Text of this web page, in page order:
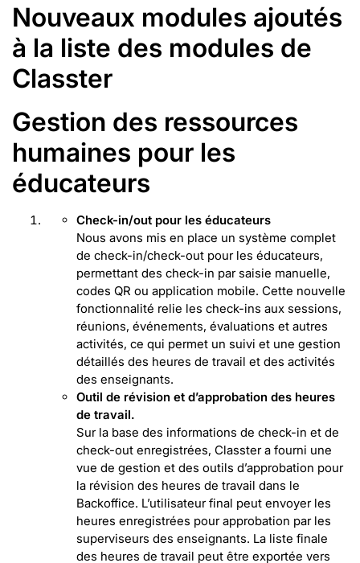
Nouveaux modules ajoutés
à la liste des modules de
Classter
Gestion des ressources
humaines pour les
éducateurs
Check-in/out pour les éducateurs
Nous avons mis en place un système complet
de check-in/check-out pour les éducateurs,
permettant des check-in par saisie manuelle,
codes QR ou application mobile. Cette nouvelle
fonctionnalité relie les check-ins aux sessions,
réunions, événements, évaluations et autres
activités, ce qui permet un suivi et une gestion
détaillés des heures de travail et des activités
des enseignants.
Outil de révision et d’approbation des heures
de travail.
Sur la base des informations de check-in et de
check-out enregistrées, Classter a fourni une
vue de gestion et des outils d’approbation pour
la révision des heures de travail dans le
Backoffice. L’utilisateur final peut envoyer les
heures enregistrées pour approbation par les
superviseurs des enseignants. La liste finale
des heures de travail peut être exportée vers